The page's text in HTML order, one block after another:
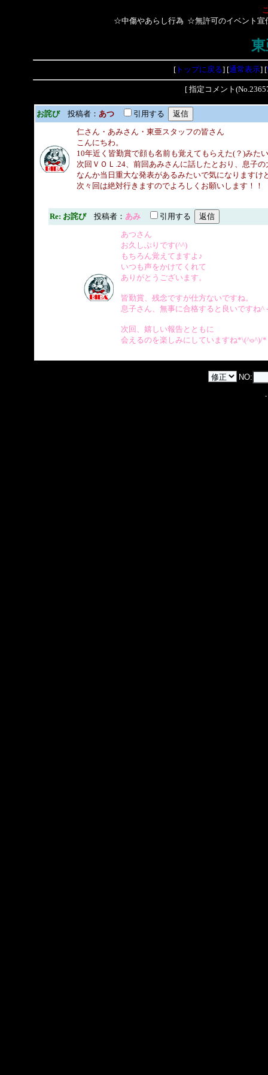
☆中傷やあらし行為 ☆無許可のイベント宣
[トップに戻る] [通常表示] [
[ 指定コメント
お詫び 投稿者： あつ
引用する
仁さん・あみさん・東亜スタッフの皆さん
こんにちわ。
10年近く皆勤賞で顔も名前も覚えてもらえた(？)みた
次回ＶＯＬ.24、前回あみさんに話したとおり、息子
なんか当日重大な発表があるみたいで気になりますけ
次々回は絶対行きますのでよろしくお願いします！！
Re: お詫び 投稿者： あみ
引用する
あつさん
お久しぶりです(^^)
もちろん覚えてますよ♪
いつも声をかけてくれて
ありがとうございます。
皆勤賞、残念ですが仕方ないですね。
息子さん、無事に合格すると良いですね^
次回、嬉しい報告とともに
会えるのを楽しみにしていますね*\(^o^)/*
NO:
-